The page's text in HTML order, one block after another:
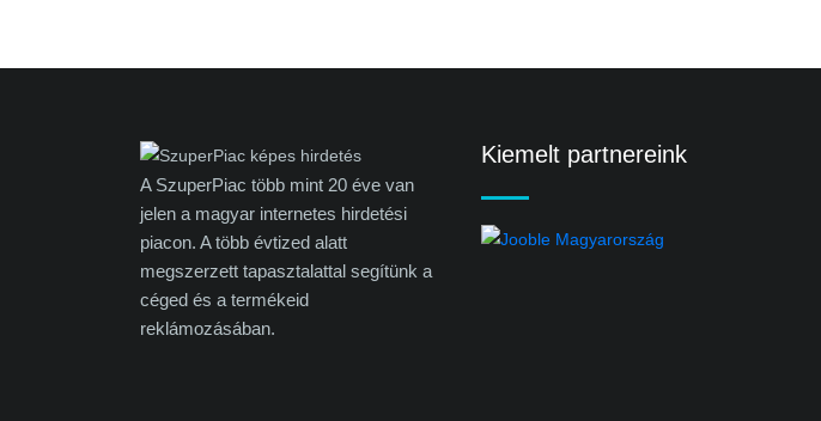
A SzuperPiac több mint 20 éve van
jelen a magyar internetes hirdetési
piacon. A több évtized alatt
megszerzett tapasztalattal segítünk a
céged és a termékeid
reklámozásában.
Kiemelt partnereink